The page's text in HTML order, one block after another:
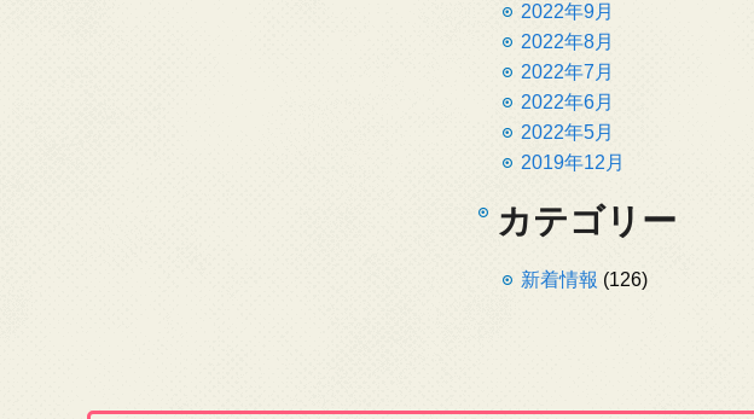
2022年9月
2022年8月
2022年7月
2022年6月
2022年5月
2019年12月
カテゴリー
新着情報 (126)